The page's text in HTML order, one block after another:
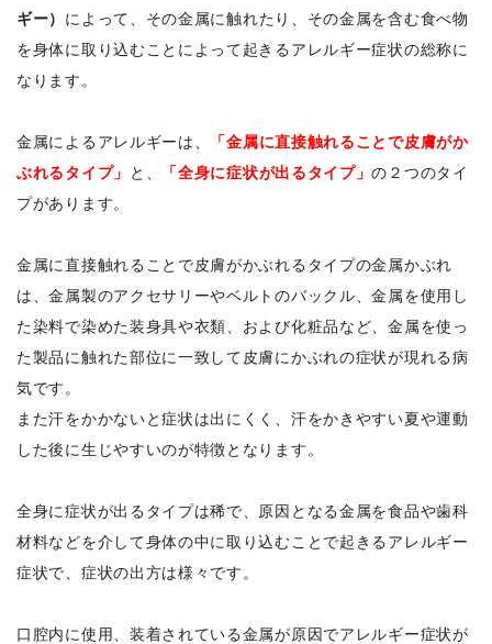
ギー） によって、その金属に触れたり、その金属を含む食べ物
を身体に取り込むことによって起きるアレルギー症状の総称に
なります。
金属によるアレルギーは、
「金属に直接触れることで皮膚がか
ぶれるタイプ」
と、 「全身に症状が出るタイプ」の２つのタイ
プがあります。
金属に直接触れることで皮膚がかぶれるタイプの金属かぶれ
は、金属製のアクセサリーやベルトのバックル、金属を使用し
た染料で染めた装身具や衣類、および化粧品など、金属を使っ
た製品に触れた部位に一致して皮膚にかぶれの症状が現れる病
気です。
また汗をかかないと症状は出にくく、汗をかきやすい夏や運動
した後に生じやすいのが特徴となります。
全身に症状が出るタイプは稀で、原因となる金属を食品や歯科
材料などを介して身体の中に取り込むことで起きるアレルギー
症状で、症状の出方は様々です。
口腔内に使用、装着されている金属が原因でアレルギー症状が